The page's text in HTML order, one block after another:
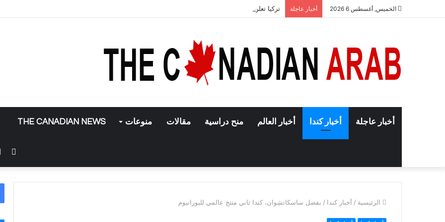
الخميس, أغسطس 6 2026 أخبار عاجلة تركيا تعلن إنهاء حجب تطبيق إنستغرام
أخبار عاجلة أخبار كندا أخبار العالم منح دراسية مقالات منوعات THE CANADIAN NEWS
الرئيسية / أخبار كندا / بفضل ساسكاتشِوان، كندا ثاني منتج عالمي لليورانيوم